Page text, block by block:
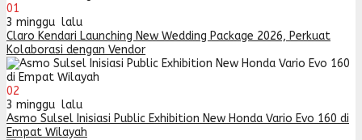
01
3 minggu lalu
Claro Kendari Launching New Wedding Package 2026, Perkuat
Kolaborasi dengan Vendor
02
3 minggu lalu
Asmo Sulsel Inisiasi Public Exhibition New Honda Vario Evo 160 di
Empat Wilayah